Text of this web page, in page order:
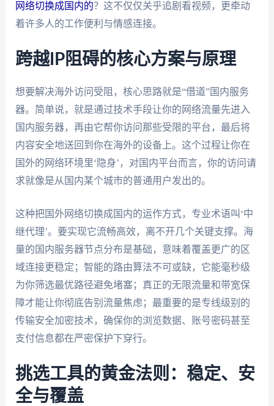
网络切换成国内的？这不仅仅关乎追剧看视频，更牵动
着许多人的工作便利与情感连接。
跨越IP阻碍的核心方案与原理
想要解决海外访问受阻，核心思路就是“借道”国内服务
器。简单说，就是通过技术手段让你的网络流量先进入
国内服务器，再由它帮你访问那些受限的平台，最后将
内容安全地送回到你在海外的设备上。这个过程让你在
国外的网络环境里‘隐身’，对国内平台而言，你的访问请
求就像是从国内某个城市的普通用户发出的。
这种把国外网络切换成国内的运作方式，专业术语叫‘中
继代理’。要实现它流畅高效，离不开几个关键支撑。海
量的国内服务器节点分布是基础，意味着覆盖更广的区
域连接更稳定；智能的路由算法不可或缺，它能毫秒级
为你筛选最优路径避免堵塞；真正的无限流量和带宽保
障才能让你彻底告别流量焦虑；最重要的是专线级别的
传输安全加密技术，确保你的浏览数据、账号密码甚至
支付信息都在严密保护下穿行。
挑选工具的黄金法则：稳定、安
全与覆盖